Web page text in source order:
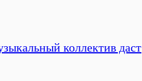
коллектив даст